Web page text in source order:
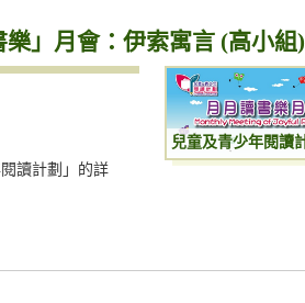
」月會：伊索寓言 (高小組)
讀計劃」的詳